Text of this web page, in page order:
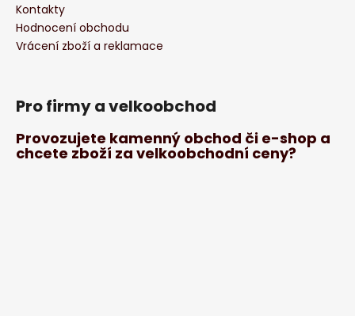
Kontakty
Hodnocení obchodu
Vrácení zboží a reklamace
Pro firmy a velkoobchod
Provozujete kamenný obchod či e-shop a
chcete zboží za velkoobchodní ceny?